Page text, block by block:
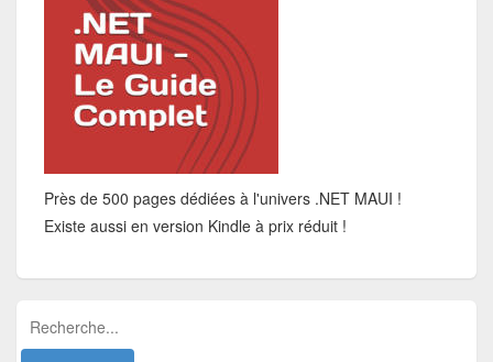
Près de 500 pages dédiées à l'univers .NET MAUI !
Existe aussi en version Kindle à prix réduit !